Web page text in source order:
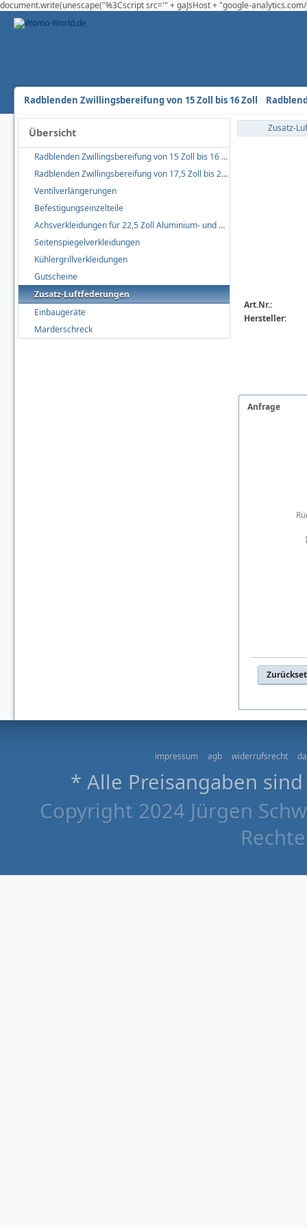
document.write(unescape("%3Cscript src='" + gaJsHost + "google-
Radblenden Zwillingsbereifung von 15 Zoll bis 16 Zoll
Übersicht
Radblenden Zwillingsbereifung von 15 Zoll bis 16 Zoll
Radblenden Zwillingsbereifung von 17,5 Zoll bis 22,5 Zoll
Ventilverlängerungen
Befestigungseinzelteile
Achsverkleidungen für 22,5 Zoll Aluminium- und Stahlfelgen
Seitenspiegelverkleidungen
Kühlergrillverkleidungen
Gutscheine
Zusatz-Luftfederungen
Einbaugeräte
Marderschreck
Zusatz-
Art.Nr.:
Hersteller:
Anfrage
impressum agb widerrufsrecht
* Alle Preisangaben
Copyright 2024 Jürgen